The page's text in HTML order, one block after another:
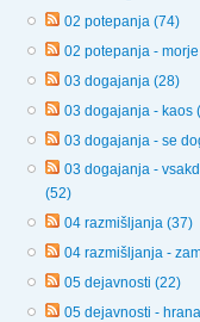
02 potepanja (74)
02 potepanja -
03 dogajanja (28)
03 dogajanja - kaos
03 dogajanja - se
03 dogajanja -
(52)
04 razmišljanja (37)
04 razmišljanja -
05 dejavnosti (22)
05 dejavnosti -